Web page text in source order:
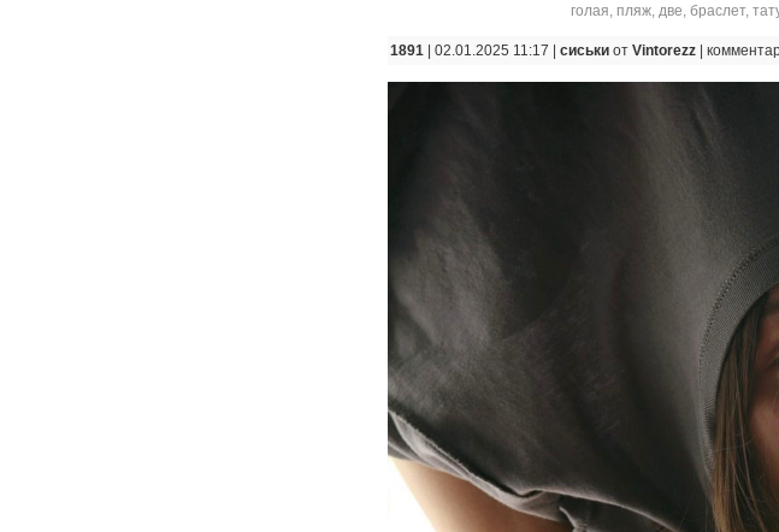
голая, пляж, две, браслет,
1891 | 02.01.2025 11:17 | сиськи от Vintorezz